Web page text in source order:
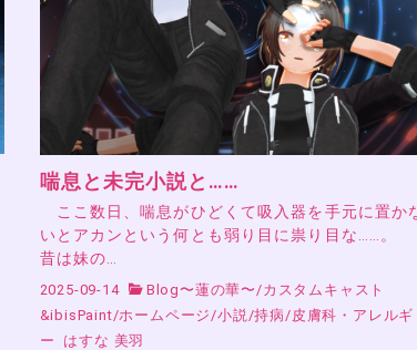
喘息と未完小説と……
ここ数日、喘息がひどくて吸入器を手元に置か
いとアカンという何とも弱り目に祟り目な……。
昔は妹の…
2025-09-14 Blog〜蓮の華〜 /カスタムキャスト
&ibisPaint/ホームページ /小説 /持病 / 皮膚科・アレルギ
ー
はすな 美羽